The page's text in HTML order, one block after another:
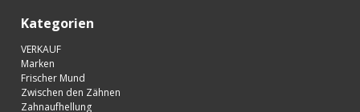
Kategorien
VERKAUF
Marken
Frischer Mund
Zwischen den Zähnen
Zahnaufhellung